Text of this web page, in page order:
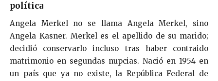
política
Angela Merkel no se llama Angela Merkel, sino
Angela Kasner. Merkel es el apellido de su marido;
decidió conservarlo incluso tras haber contraido
matrimonio en segundas nupcias. Nació en 1954 en
un país que ya no existe, la República Federal de